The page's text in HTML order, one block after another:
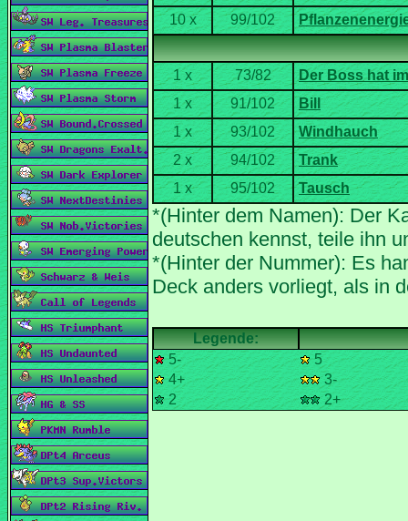
*(Hinter dem Namen): Der
*(Hinter der Nummer): Es
5-
5
4+
3-
2
2+